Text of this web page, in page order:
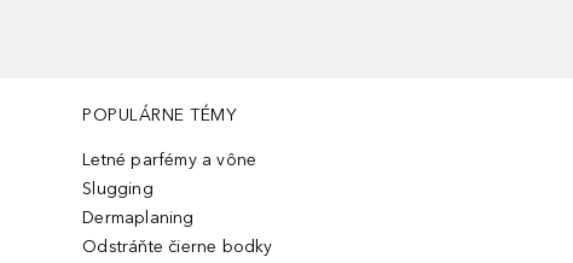
POPULÁRNE TÉMY
Letné parfémy a vône
Slugging
Dermaplaning
Odstráňte čierne bodky